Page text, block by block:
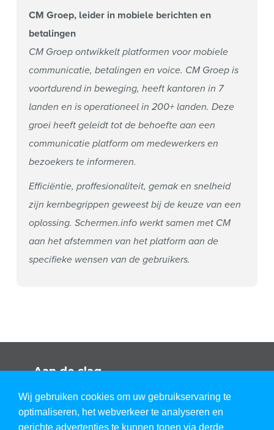
CM Groep, leider in mobiele berichten en
betalingen
CM Groep ontwikkelt platformen voor mobiele
communicatie, betalingen en voice. CM Groep is
voortdurend in beweging, heeft kantoren in 7
landen en is operationeel in 200+ landen. Deze
groei heeft geleidt tot de behoefte aan een
communicatie platform om medewerkers en
bezoekers te informeren.
Efficiëntie, proffesionaliteit, gemak en snelheid
zijn kernbegrippen geweest bij de keuze van een
oplossing. Schermen.info werkt samen met CM
aan het afstemmen van het platform aan de
specifieke wensen van de gebruikers.
Aan de slag
“Dit klinkt goed. Kan ik het ook uitproberen?”
Wij gebruiken cookies om uw gebruikservaring te
optimaliseren, het webverkeer te analyseren en
gerichte advertenties te kunnen tonen via derde